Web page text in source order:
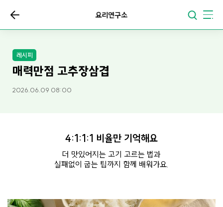
요리연구소
레시피
매력만점 고추장삼겹
2026.06.09 08:00
4:1:1:1 비율만 기억해요
더 맛있어지는 고기 고르는 법과
실패없이 굽는 팁까지 함께 배워가요.